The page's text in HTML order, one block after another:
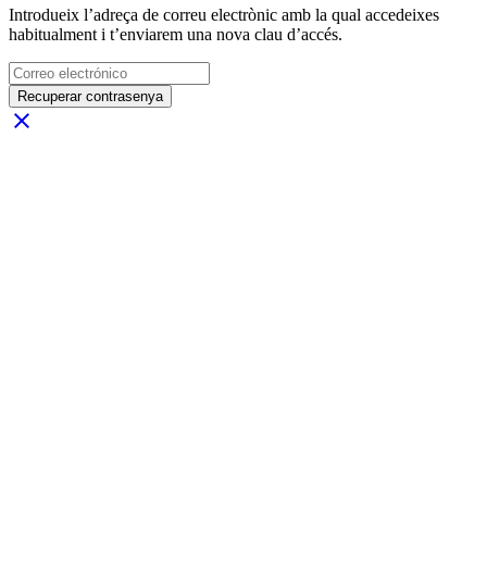
Introdueix l’adreça de correu electrònic amb la qual accedeixes
habitualment i t’enviarem una nova clau d’accés.
Recuperar contrasenya
close